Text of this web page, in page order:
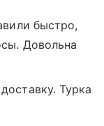
быстро,
Довольна
Турка